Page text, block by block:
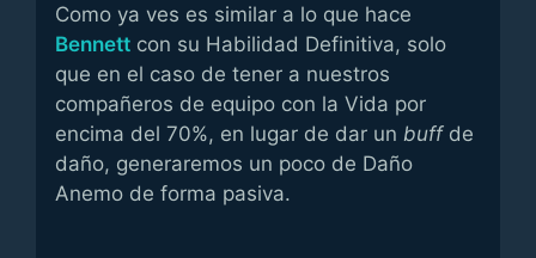
Como ya ves es similar a lo que hace
Bennett con su Habilidad Definitiva, solo
que en el caso de tener a nuestros
compañeros de equipo con la Vida por
encima del 70%, en lugar de dar un buffde
daño, generaremos un poco de Daño
Anemo de forma pasiva.